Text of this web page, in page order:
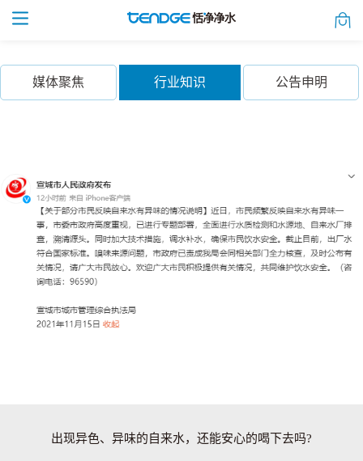
媒体聚焦 行业知识 公告申明
出现异色、异味的自来水，还能安心的喝下去吗?